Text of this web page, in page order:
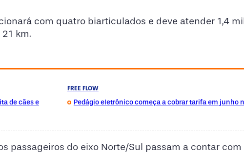
com quatro biarticulados e deve atender 1,4
km.
de cães e
FREE FLOW
Pedágio eletrônico começa a cobrar tarifa em junho
passageiros do eixo Norte/Sul passam a contar com